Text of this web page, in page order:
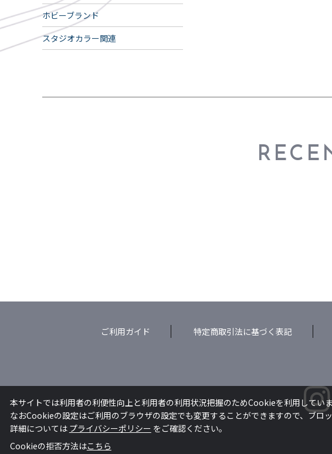
ホビーブランド
スタジオカラー関連
ご利用ガイド 特定商取引法に基づく表記
本サイトでは利用者の利便性向上と利用者の利用状況把握のためCookieを利用していま
なおCookieの設定はご利用のブラウザの設定でも変更することができますので、ブロ
詳細については プライバシーポリシー をご確認ください。
Cookieの拒否方法はこちら